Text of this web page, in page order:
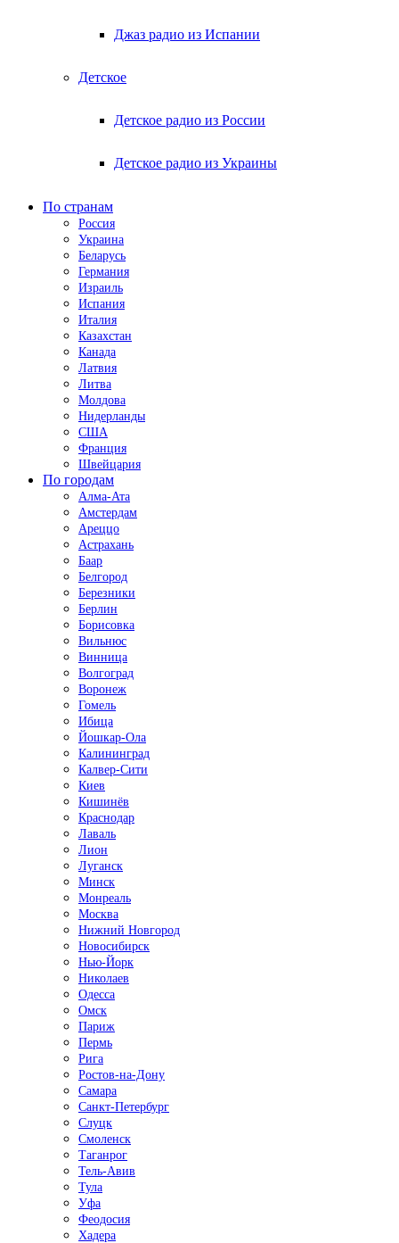
Джаз радио из Испании
Детское
Детское радио из России
Детское радио из Украины
По странам
Россия
Украина
Беларусь
Германия
Израиль
Испания
Италия
Казахстан
Канада
Латвия
Литва
Молдова
Нидерланды
США
Франция
Швейцария
По городам
Алма-Ата
Амстердам
Ареццо
Астрахань
Баар
Белгород
Березники
Берлин
Борисовка
Вильнюс
Винница
Волгоград
Воронеж
Гомель
Ибица
Йошкар-Ола
Калининград
Калвер-Сити
Киев
Кишинёв
Краснодар
Лаваль
Лион
Луганск
Минск
Монреаль
Москва
Нижний Новгород
Новосибирск
Нью-Йорк
Николаев
Одесса
Омск
Париж
Пермь
Рига
Ростов-на-Дону
Самара
Санкт-Петербург
Слуцк
Смоленск
Таганрог
Тель-Авив
Тула
Уфа
Феодосия
Хадера